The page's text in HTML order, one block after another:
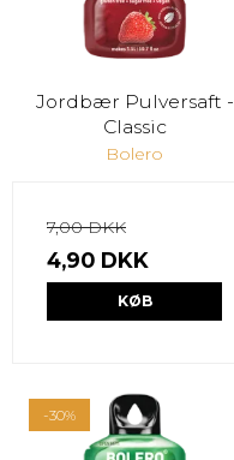
Jordbær Pulversaft -
Classic
Bolero
7,00 DKK
4,90 DKK
KØB
-30%